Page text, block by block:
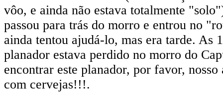
vôo, e ainda não estava totalmente
passou para trás do morro e entrou no
ainda tentou ajudá-lo, mas era tarde. As
planador estava perdido no morro do
encontrar este planador, por favor,
com cervejas!!!.